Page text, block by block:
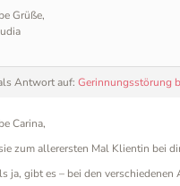
Grüße,
Antwort auf: Gerinnungsstörung
Carina,
zum allerersten Mal Klientin bei
ja, gibt es – bei den